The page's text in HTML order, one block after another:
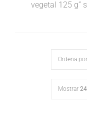
vegetal 125 g”
Ordena por
Mostrar